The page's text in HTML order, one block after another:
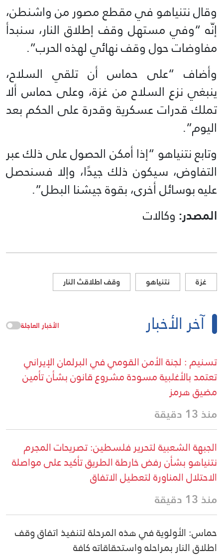
وقال نتنياهو في مقطع مصور من واشنطن،
إنّه “وفي مستهل وقف إطلاق النار، سنبدأ
مفاوضات حول وقف نهائي لهذه الحرب”.
وأضاف “على حماس أن تلقي السلاح،
ينبغي نزع السلاح من غزة، وعلى حماس ألا
تملك قدرات عسكرية وقدرة على الحكم بعد
اليوم”.
وتابع نتنياهو “إذا أمكن الحصول على ذلك عبر
التفاوض، سيكون ذلك جيدًا، وإلا فسنحصل
عليه بوسائل أخرى، بقوة جيشنا البطل”.
المصدر: وكالات
غزة نتنياهو وقف اطلاقث النار
آخر الأخبار الأخبار العاجلة
تسنيم : لجنة الأمن القومي في البرلمان الإيراني
تعتمد بالأغلبية مسودة مشروع قانون بشأن تأمين
مضيق هرمز
منذ 13 دقيقة
الجبهة الشعبية لتحرير فلسطين: تصريحات المجرم
نتنياهو بشأن رفض خارطة الطريق تأكيد على مواصلة
الاحتلال المناورة لتعطيل الاتفاق
منذ 13 دقيقة
حماس: الأولوية في هذه المرحلة لتنفيذ اتفاق وقف
اطلاق النار بمراحله واستحقاقاته كافة